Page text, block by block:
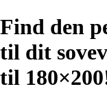
Find den
til dit
til